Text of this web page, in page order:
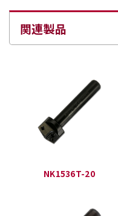
関連製品
NK1536T-20